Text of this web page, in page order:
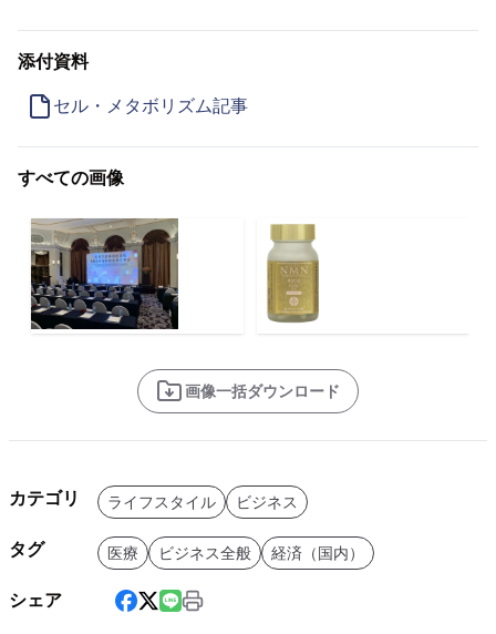
添付資料
セル・メタボリズム記事
すべての画像
画像一括ダウンロード
カテゴリ ライフスタイル ビジネス
タグ 医療 ビジネス全般 経済（国内）
シェア